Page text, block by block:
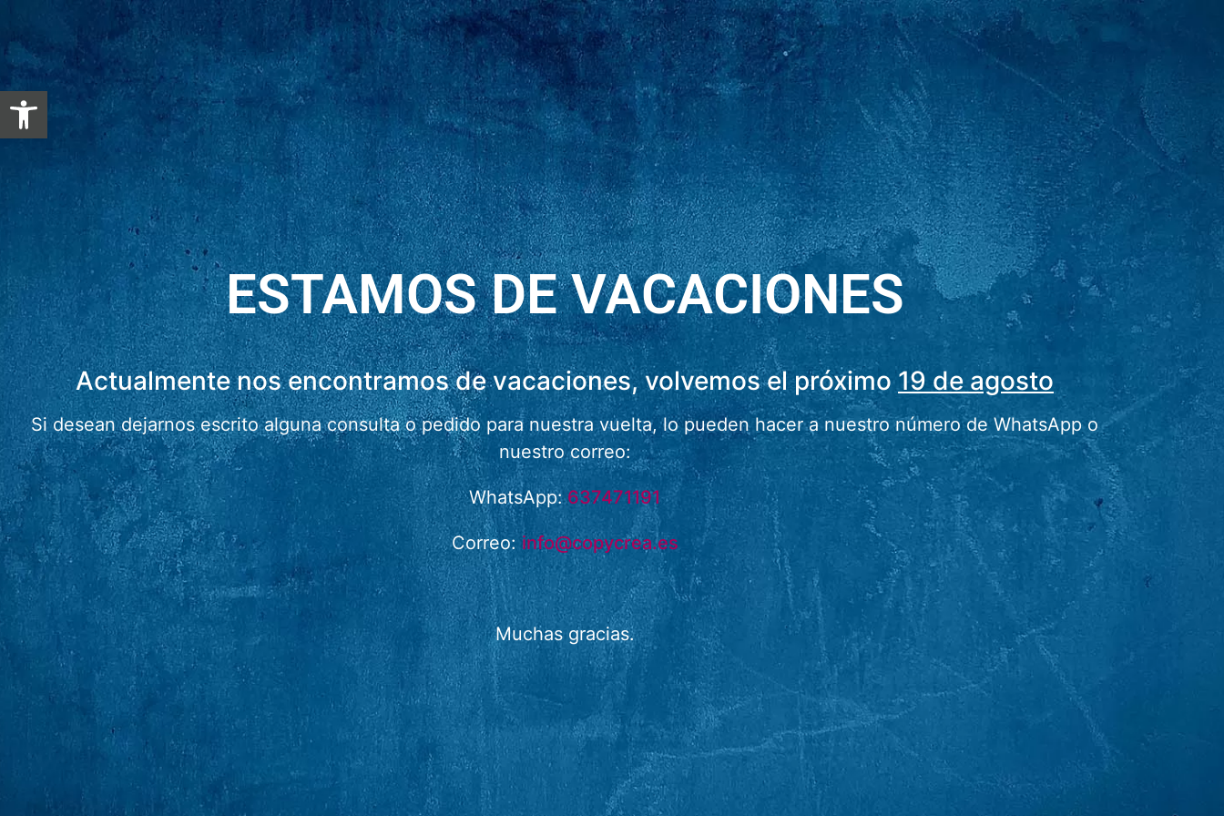
ESTAMOS DE VACACIONES
Actualmente nos encontramos de vacaciones, volvemos el próximo19 de agosto
Si desean dejarnos escrito alguna consulta o pedido para nuestra vuelta, lo pueden hacer a nuestro número de WhatsApp o
nuestro correo:
WhatsApp:637471191
Correo: info@copycrea.es
Muchas gracias.
Abrir barra de herramientas